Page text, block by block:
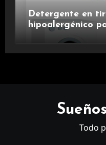
Detergente en
hipoalergénico
suavizante
lavanda.
Todo